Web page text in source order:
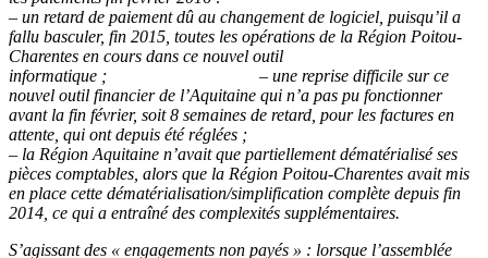
– un retard de paiement dû au changement de logiciel, puisqu’il a
fallu basculer, fin 2015, toutes les opérations de la Région Poitou-
Charentes en cours dans ce nouvel outil
informatique ; – une reprise difficile sur ce
nouvel outil financier de l’Aquitaine qui n’a pas pu fonctionner
avant la fin février, soit 8 semaines de retard, pour les factures en
attente, qui ont depuis été réglées ;
– la Région Aquitaine n’avait que partiellement dématérialisé ses
pièces comptables, alors que la Région Poitou-Charentes avait mis
en place cette dématérialisation/simplification complète depuis fin
2014, ce qui a entraîné des complexités supplémentaires.
S’agissant des « engagements non payés » : lorsque l’assemblée